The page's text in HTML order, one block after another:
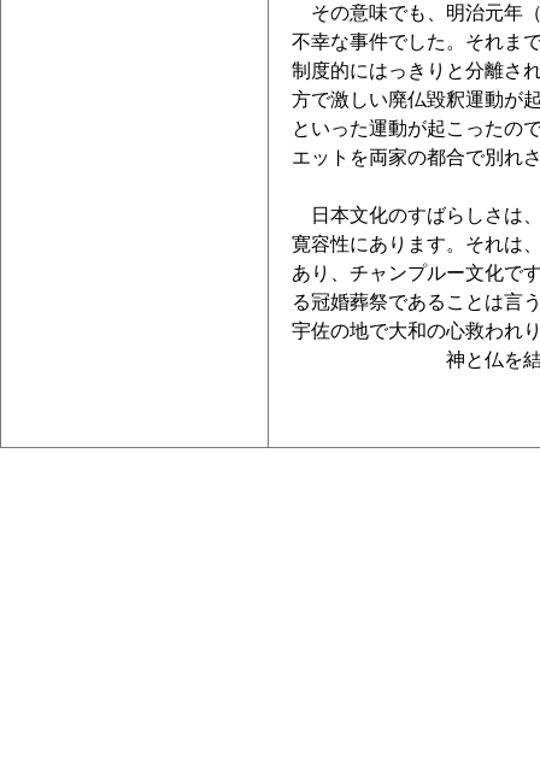
その意味でも、明治元年
不幸な事件でした。それま
制度的にはっきりと分離さ
方で激しい廃仏毀釈運動が
といった運動が起こったの
エットを両家の都合で別れ
日本文化のすばらしさは
寛容性にあります。それは
あり、チャンプルー文化で
る冠婚葬祭であることは言
宇佐の地で大和の心救われ
神と仏を結ぶ八